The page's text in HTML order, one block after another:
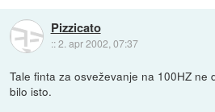
Pizzicato
::2. apr 2002, 07:37
Tale finta za osveževanje na 100HZ ne
bilo isto.